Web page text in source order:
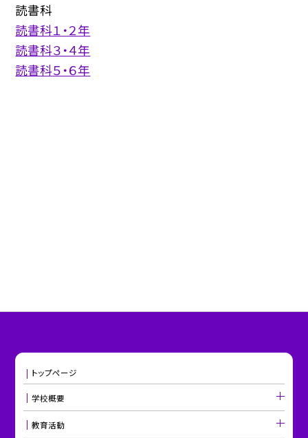
読書科
読書科１・２年
読書科３・４年
読書科５・６年
トップページ
学校概要
教育活動